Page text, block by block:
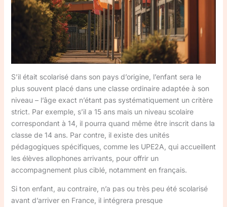
S’il était scolarisé dans son pays d’origine, l’enfant sera le
plus souvent placé dans une classe ordinaire adaptée à son
niveau – l’âge exact n’étant pas systématiquement un critère
strict. Par exemple, s’il a 15 ans mais un niveau scolaire
correspondant à 14, il pourra quand même être inscrit dans la
classe de 14 ans. Par contre, il existe des unités
pédagogiques spécifiques, comme les UPE2A, qui accueillent
les élèves allophones arrivants, pour offrir un
accompagnement plus ciblé, notamment en français.
Si ton enfant, au contraire, n’a pas ou très peu été scolarisé
avant d’arriver en France, il intégrera presque